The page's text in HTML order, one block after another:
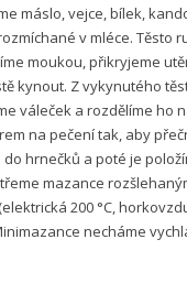
máslo, vejce, bílek,
v mléce. Těsto
moukou, přikryjeme
kynout. Z vykynutého
váleček a rozdělíme ho
na pečení tak, aby
hrnečků a poté je
mazance
200 °C,
necháme